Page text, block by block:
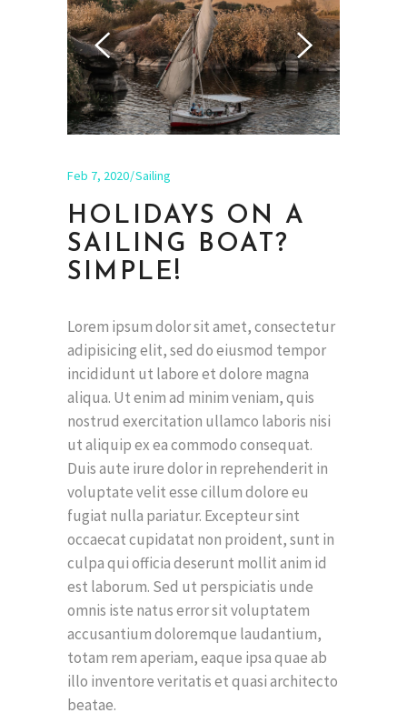
Feb 7, 2020 Sailing
HOLIDAYS ON A
SAILING BOAT?
SIMPLE!
Lorem ipsum dolor sit amet, consectetur
adipisicing elit, sed do eiusmod tempor
incididunt ut labore et dolore magna
aliqua. Ut enim ad minim veniam, quis
nostrud exercitation ullamco laboris nisi
ut aliquip ex ea commodo consequat.
Duis aute irure dolor in reprehenderit in
voluptate velit esse cillum dolore eu
fugiat nulla pariatur. Excepteur sint
occaecat cupidatat non proident, sunt in
culpa qui officia deserunt mollit anim id
est laborum. Sed ut perspiciatis unde
omnis iste natus error sit voluptatem
accusantium doloremque laudantium,
totam rem aperiam, eaque ipsa quae ab
illo inventore veritatis et quasi architecto
beatae.